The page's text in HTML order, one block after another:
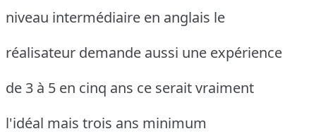
niveau intermédiaire en anglais le
réalisateur demande aussi une expérience
de 3 à 5 en cinq ans ce serait vraiment
l'idéal mais trois ans minimum